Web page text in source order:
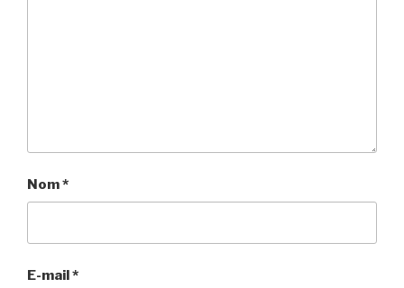
Nom*
E-mail*